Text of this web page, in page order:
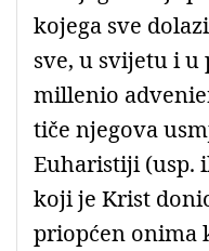
kojega sve
sve, u svijetu i u
millenio
tiče njegova
Euharistiji (usp.
koji je Krist
priopćen onima